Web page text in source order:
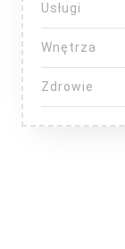
Usługi
Wnętrza
Zdrowie